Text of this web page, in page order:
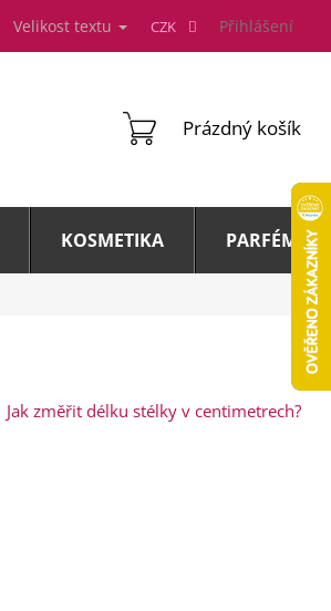
Velikost textu CZK Přihlášení
NÁKUPNÍ
Prázdný košík
KOSMETIKA PARFÉMY A
Jak změřit délku stélky v centimetrech?